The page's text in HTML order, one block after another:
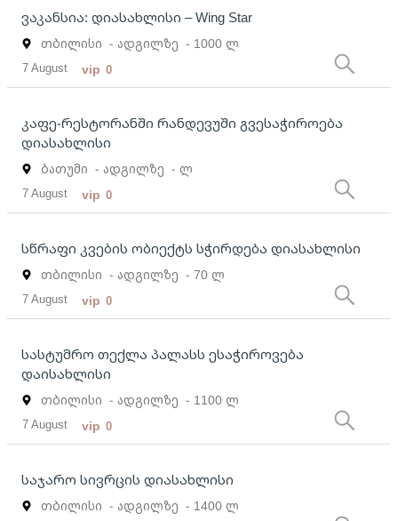
ვაკანსია: დიასახლისი – Wing Star
თბილისი - ადგილზე - 1000 ლ
7 August vip 0
კაფე-რესტორანში რანდევუში გვესაჭიროება
დიასახლისი
ბათუმი - ადგილზე - ლ
7 August vip 0
სწრაფი კვების ობიექტს სჭირდება დიასახლისი
თბილისი - ადგილზე - 70 ლ
7 August vip 0
სასტუმრო თექლა პალასს ესაჭიროვება
დაისახლისი
თბილისი - ადგილზე - 1100 ლ
7 August vip 0
საჯარო სივრცის დიასახლისი
თბილისი - ადგილზე - 1400 ლ